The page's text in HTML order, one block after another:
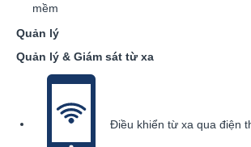
mềm
Quản lý
Quản lý & Giám sát từ xa
Điều khiển từ xa qua điện